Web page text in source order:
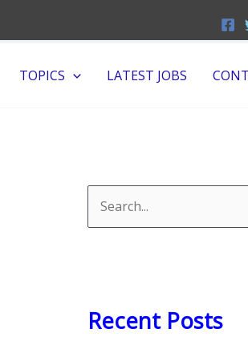
TOPICS LATEST JOBS
cRecent Posts